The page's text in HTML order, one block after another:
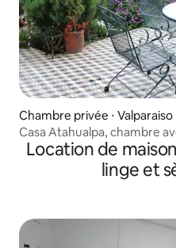
Chambre privée ⋅ Valparaiso
Casa Atahualpa, chambre
personnes
Location de
linge et